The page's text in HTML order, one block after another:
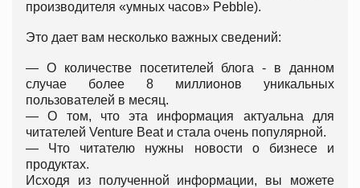
производителя «умных часов» Pebble).
Это дает вам несколько важных сведений:
— О количестве посетителей блога - в данном
случае более 8 миллионов уникальных
пользователей в месяц.
— О том, что эта информация актуальна для
читателей Venture Beat и стала очень популярной.
— Что читателю нужны новости о бизнесе и
продуктах.
Исходя из полученной информации, вы можете